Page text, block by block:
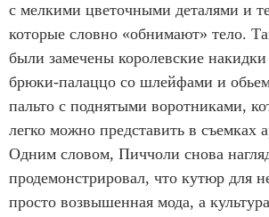
с мелкими цветочными деталями и
которые словно «обнимают» тело.
были замечены королевские накидки
брюки-палаццо со шлейфами и
пальто с поднятыми воротниками,
легко можно представить в съемках
Одним словом, Пиччоли снова
продемонстрировал, что кутюр для
просто возвышенная мода, а